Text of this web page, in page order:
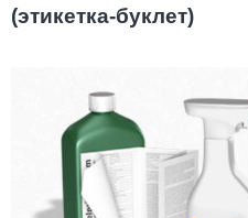
(этикетка-буклет)